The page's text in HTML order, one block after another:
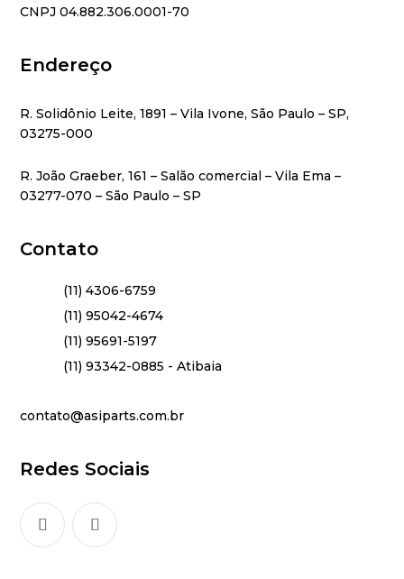
CNPJ 04.882.306.0001-70
Endereço
R. Solidônio Leite, 1891 – Vila Ivone, São Paulo – SP,
03275-000
R. João Graeber, 161 – Salão comercial – Vila Ema –
03277-070 – São Paulo – SP
Contato
(11) 4306-6759
(11) 95042-4674
(11) 95691-5197
(11) 93342-0885 - Atibaia
contato@asiparts.com.br
Redes Sociais